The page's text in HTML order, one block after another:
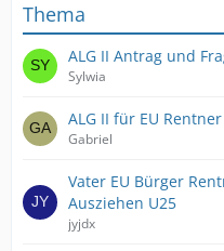
Thema
ALG II Antrag und
Sylwia
ALG II für EU
Gabriel
Vater EU Bürger
Ausziehen U25
jyjdx